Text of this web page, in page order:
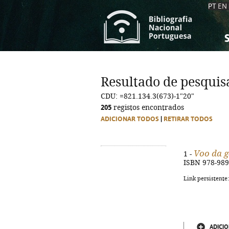
PT EN
Resultado de
CDU: =821.134.3(673)-1"20"
205 registos encontrados
ADICIONAR TODOS RETIRAR TODOS
1 - Voo da
ISBN 978-
Link